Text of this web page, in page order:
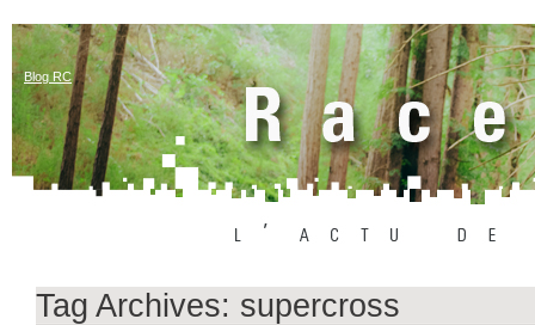
Blog RC
Tag Archives: supercross